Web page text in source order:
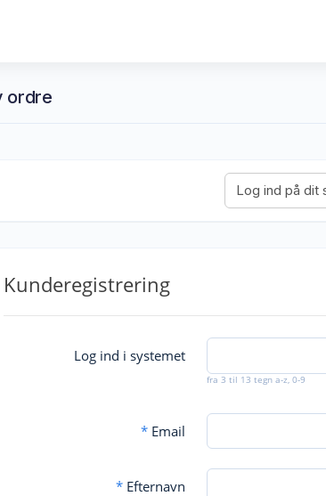
ordre
Kunderegistrering
Log ind i systemet
fra 3 til 13 tegn a-z, 0-9
*Email
*Efternavn